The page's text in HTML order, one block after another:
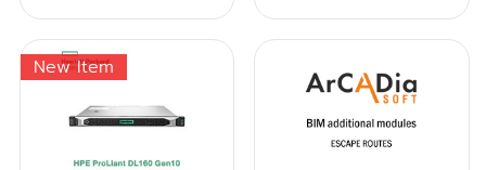
New Item